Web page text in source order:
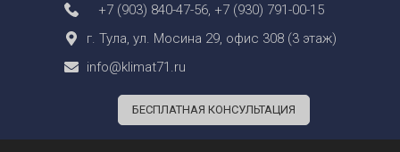
+7 (903) 840-47-56 +7 (930) 791-00-15
г. Тула, ул. Мосина 29, офис 308 (3 этаж)
info@klimat71.ru
БЕСПЛАТНАЯ КОНСУЛЬТАЦИЯ